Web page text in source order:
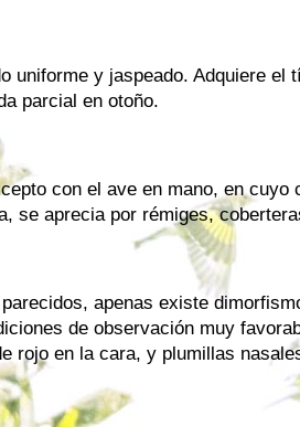
uniforme y jaspeado. Adquiere el
parcial en otoño.
con el ave en mano, en cuyo
se aprecia por rémiges,
apenas existe
de observación muy
rojo en la cara, y plumillas